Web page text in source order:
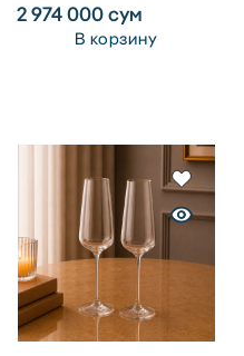
2 974 000сум
В корзину